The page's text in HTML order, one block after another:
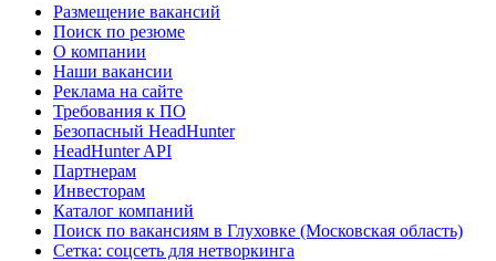
Размещение вакансий
Поиск по резюме
О компании
Наши вакансии
Реклама на сайте
Требования к ПО
Безопасный HeadHunter
HeadHunter API
Партнерам
Инвесторам
Каталог компаний
Поиск по вакансиям в Глуховке (Московская область)
Сетка: соцсеть для нетворкинга